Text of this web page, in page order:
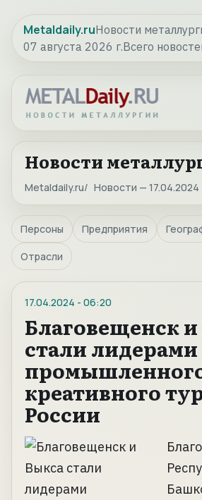
Metaldaily.ruНовости
07 августа 2026 г.Всего
Новости
Metaldaily.ru Новости — 17.04.2024
Персоны Предприятия
Отрасли
17.04.2024 - 06:20
Благовещенск
стали лидерами
креативного
России